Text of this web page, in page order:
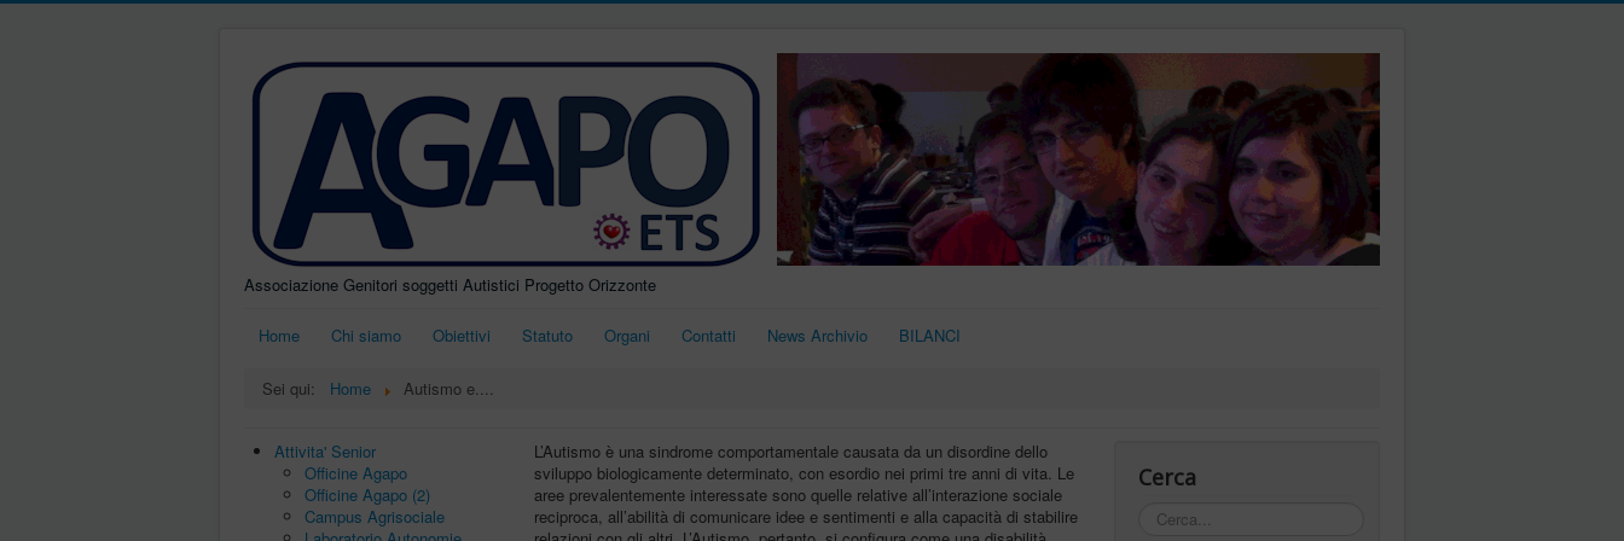
Associazione Genitori soggetti Autistici Progetto Orizzonte
Home Chi siamo Obiettivi Statuto Organi Contatti News Archivio BILANCI
Sei qui: Home Autismo e....
Attivita' Senior
Officine Agapo
Officine Agapo (2)
Campus Agrisociale
L’Autismo è una sindrome comportamentale causata da un disordine dello
sviluppo biologicamente determinato, con esordio nei primi tre anni di vita. Le
aree prevalentemente interessate sono quelle relative all’interazione sociale
reciproca, all’abilità di comunicare idee e sentimenti e alla capacità di stabilire
Cerca
Cerca...